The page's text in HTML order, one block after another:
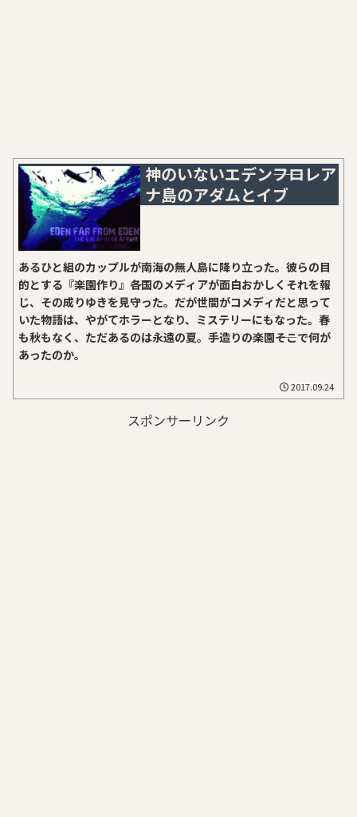
神のいないエデン――フロレア
ナ島のアダムとイブ
あるひと組のカップルが南海の無人島に降り立った。彼らの目
的とする『楽園作り』――各国のメディアが面白おかしくそれを報
じ、その成りゆきを見守った。だが世間がコメディだと思って
いた物語は、やがてホラーとなり、ミステリーにもなった。春
も秋もなく、ただあるのは永遠の夏。手造りの楽園――そこで何が
あったのか。
2017.09.24
スポンサーリンク